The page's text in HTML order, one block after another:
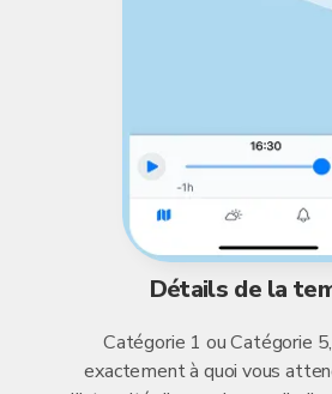
Détails de la
Catégorie 1 ou Catégorie
exactement à quoi vous